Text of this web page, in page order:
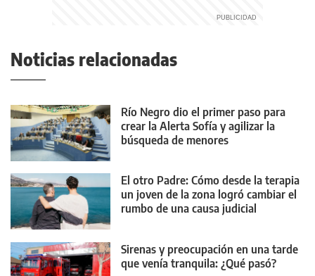
Noticias relacionadas
Río Negro dio el primer paso para
crear la Alerta Sofía y agilizar la
búsqueda de menores
El otro Padre: Cómo desde la terapia
un joven de la zona logró cambiar el
rumbo de una causa judicial
Sirenas y preocupación en una tarde
que venía tranquila: ¿Qué pasó?